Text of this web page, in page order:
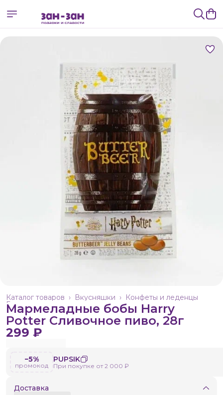
Конфеты и леденцы
Вкусняшки ›
Каталог товаров ›
Главная
Мармеладные бобы Harry
Potter Сливочное пиво, 28г
299 ₽
−5%
промокод
PUPSIK
При покупке от 2 000 ₽
Доставка